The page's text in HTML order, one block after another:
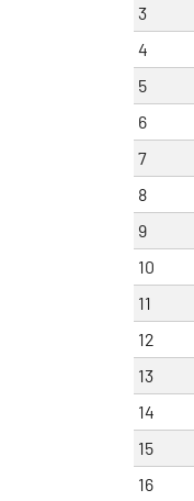
3
4
5
6
7
8
9
10
11
12
13
14
15
16